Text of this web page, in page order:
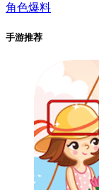
角色爆料
手游推荐